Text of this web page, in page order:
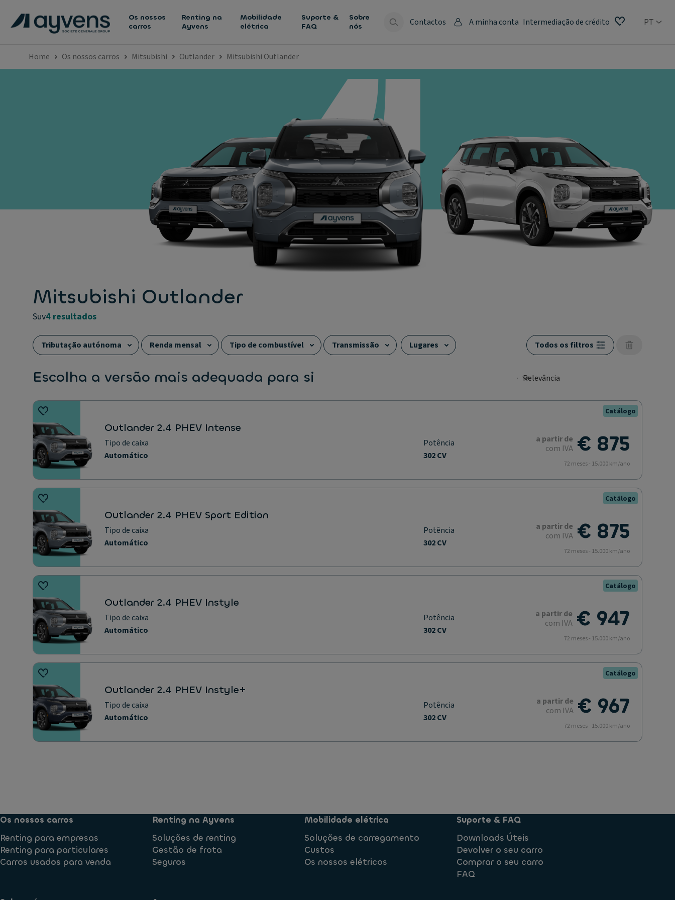
Os nossos
carros
Renting na
Ayvens
Mobilidade
elétrica
Suporte &
FAQ
Sobre
nós
Contactos A minha conta Intermediação de crédito PT
Home Os nossos carros Mitsubishi Outlander Mitsubishi Outlander
Mitsubishi Outlander
suv4 resultados
Tributação autónoma Renda mensal Tipo de combustível Transmissão
Lugares
Todos os filtros
Escolha a versão mais adequada para si
Catálogo
Outlander 2.4 PHEV Intense
Tipo de caixa
Automático
Potência
302 CV
€ 875
a partir de
com IVA
72 meses - 15.000 km/ano
Catálogo
Outlander 2.4 PHEV Sport Edition
Tipo de caixa
Automático
Potência
302 CV
€ 875
a partir de
com IVA
72 meses - 15.000 km/ano
Catálogo
Outlander 2.4 PHEV Instyle
Tipo de caixa
Automático
Potência
302 CV
€ 947
a partir de
com IVA
72 meses - 15.000 km/ano
Catálogo
Outlander 2.4 PHEV Instyle+
Tipo de caixa
Automático
Potência
302 CV
€ 967
a partir de
com IVA
72 meses - 15.000 km/ano
Os nossos carros
Renting para empresas
Renting para particulares
Carros usados para venda
Renting na Ayvens
Soluções de renting
Gestão de frota
Seguros
Mobilidade elétrica
Soluções de carregamento
Custos
Os nossos elétricos
Suporte & FAQ
Downloads Úteis
Devolver o seu carro
Comprar o seu carro
FAQ